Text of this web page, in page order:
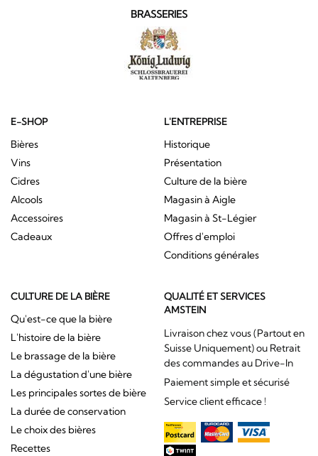
BRASSERIES
E-SHOP
Bières
Vins
Cidres
Alcools
Accessoires
Cadeaux
L'ENTREPRISE
Historique
Présentation
Culture de la bière
Magasin à Aigle
Magasin à St-Légier
Offres d'emploi
Conditions générales
CULTURE DE LA BIÈRE
Qu'est-ce que la bière
L'histoire de la bière
Le brassage de la bière
La dégustation d'une bière
Les principales sortes de bière
La durée de conservation
Le choix des bières
Recettes
QUALITÉ ET SERVICES
AMSTEIN
Livraison chez vous (Partout en
Suisse Uniquement) ou Retrait
des commandes au Drive-In
Paiement simple et sécurisé
Service client efficace !